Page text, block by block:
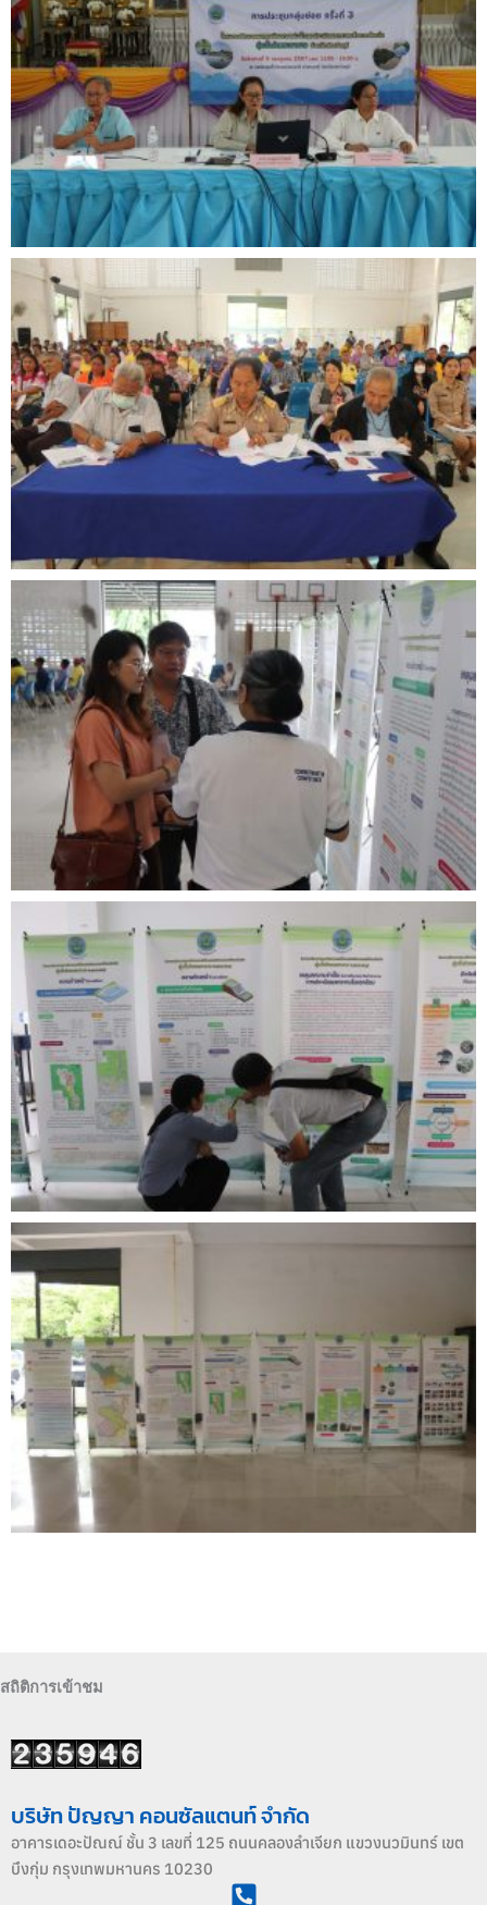
สถิติการเข้าชม
บริษัท ปัญญา คอนซัลแตนท์ จำกัด
อาคารเดอะปัณณ์ ชั้น 3 เลขที่ 125 ถนนคลองลำเจียก แขวงนวมินทร์ เขต
บึงกุ่ม กรุงเทพมหานคร 10230